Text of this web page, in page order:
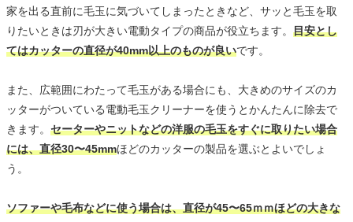
家を出る直前に毛玉に気づいてしまったときなど、サッと毛玉を取
りたいときは刃が大きい電動タイプの商品が役立ちます。 目安とし
てはカッターの直径が40mm以上のものが良いです。
また、広範囲にわたって毛玉がある場合にも、大きめのサイズのカ
ッターがついている電動毛玉クリーナーを使うとかんたんに除去で
きます。 セーターやニットなどの洋服の毛玉をすぐに取りたい場合
には、直径30〜45mmほどのカッターの製品を選ぶとよいでしょ
う。
ソファーや毛布などに使う場合は、直径が45〜65ｍｍほどの大きな